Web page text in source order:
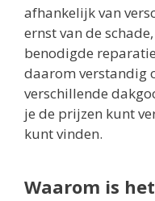
afhankelijk van
ernst van de
benodigde
daarom verstandig
verschillende
je de prijzen kunt
kunt vinden.
Waarom is